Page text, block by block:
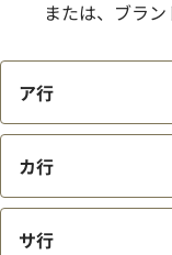
または、ブラ
ア行
カ行
サ行